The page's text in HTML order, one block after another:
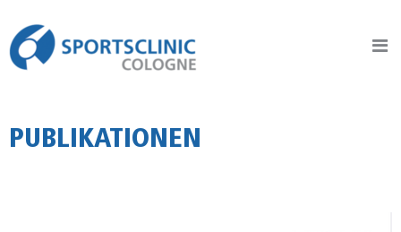
PUBLIKATIONEN